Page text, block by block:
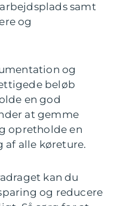
samt
og
og
beløb
en god
at gemme
opretholde en
alle køreture.
kan du
og reducere